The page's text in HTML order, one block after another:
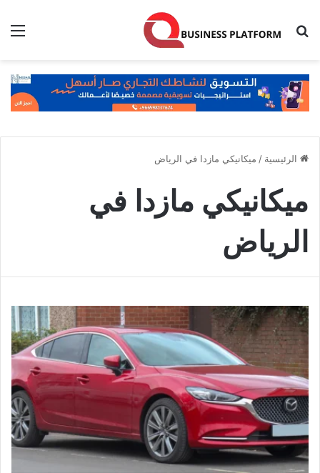
بحث عن
الرئيسية / ميكانيكي مازدا في الرياض
ميكانيكي مازدا في
الرياض